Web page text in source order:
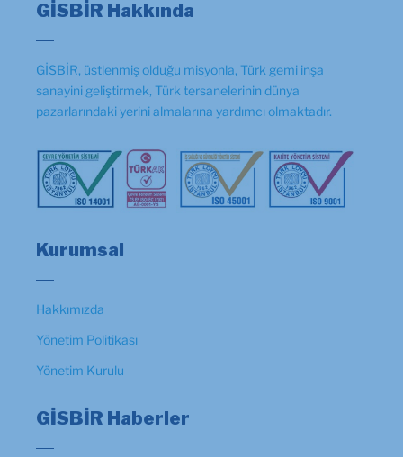
GİSBİR Hakkında
GİSBİR, üstlenmiş olduğu misyonla, Türk gemi inşa
sanayini geliştirmek, Türk tersanelerinin dünya
pazarlarındaki yerini almalarına yardımcı olmaktadır.
Kurumsal
Hakkımızda
Yönetim Politikası
Yönetim Kurulu
GİSBİR Haberler